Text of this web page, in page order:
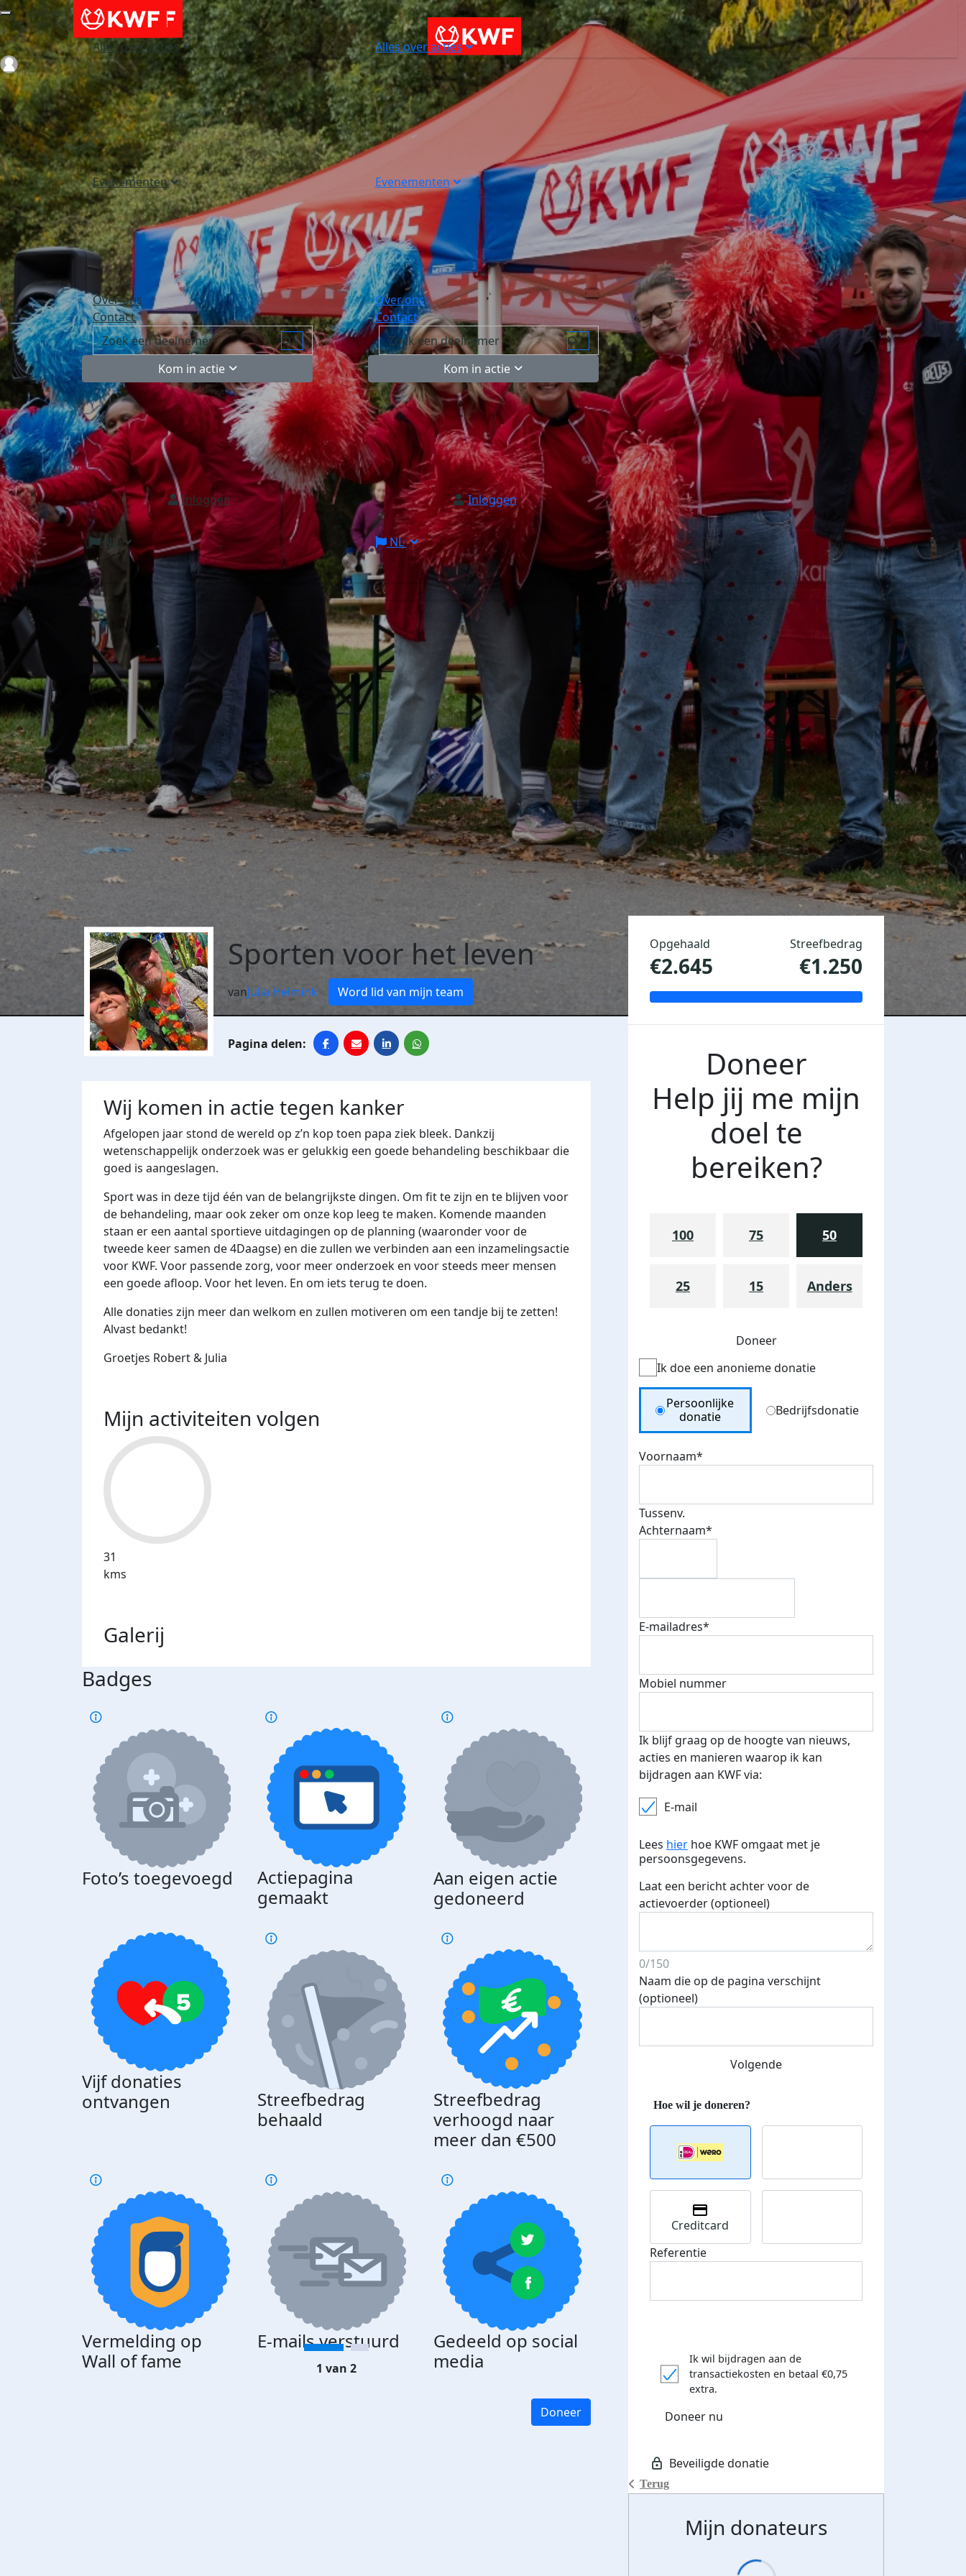
Alles over acties
Evenementen
Over ons
Contact
Kom in actie
Inloggen
NL
Alles over acties
Evenementen
Over ons
Contact
Kom in actie
Inloggen
NL
Login
Sporten voor het leven
vanJulia Helmink Word lid van mijn team
Wij komen in actie tegen kanker
Afgelopen jaar stond de wereld op z’n kop toen papa ziek bleek. Dankzij
wetenschappelijk onderzoek was er gelukkig een goede behandeling beschikbaar die
goed is aangeslagen.
Sport was in deze tijd één van de belangrijkste dingen. Om fit te zijn en te blijven voor
de behandeling, maar ook zeker om onze kop leeg te maken. Komende maanden
staan er een aantal sportieve uitdagingen op de planning (waaronder voor de
tweede keer samen de 4Daagse) en die zullen we verbinden aan een inzamelingsactie
voor KWF. Voor passende zorg, voor meer onderzoek en voor steeds meer mensen
een goede afloop. Voor het leven. En om iets terug te doen.
Alle donaties zijn meer dan welkom en zullen motiveren om een tandje bij te zetten!
Alvast bedankt!
Groetjes Robert & Julia
Mijn activiteiten volgen
31
kms
Galerij
Badges
Foto’s toegevoegd
Actiepagina
gemaakt
Aan eigen actie
gedoneerd
Vijf donaties
ontvangen
Streefbedrag
behaald
Streefbedrag
verhoogd naar
meer dan €500
Vermelding op
Wall of fame
E-mails verstuurd
Gedeeld op social
media
Donateurs
bedankt
1 van 2
Doneer
Opgehaald
€2.645
Streefbedrag
€1.250
Doneer
Help jij me mijn
doel te
bereiken?
100 75 50
25 15 Anders
Doneer
Ik doe een anonieme donatie
Donation Type
Persoonlijke
donatie
Bedrijfsdonatie
Voornaam*
Tussenv.
Achternaam*
E-mailadres*
Mobiel nummer
Ik blijf graag op de hoogte van nieuws,
acties en manieren waarop ik kan
bijdragen aan KWF via:
E-mail
Lees hier hoe KWF omgaat met je
persoonsgegevens.
Laat een bericht achter voor de
actievoerder (optioneel)
0/150
Naam die op de pagina verschijnt
(optioneel)
Volgende
Terug
Creditcard
Referentie
Ik wil bijdragen aan de
transactiekosten en betaal €0,75
extra.
Doneer nu
Mijn donateurs